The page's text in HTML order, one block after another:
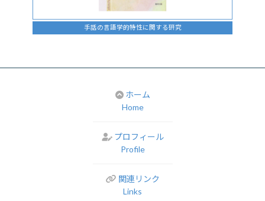
手話の言語学的特性に関する研究
ホーム
Home
プロフィール
Profile
関連リンク
Links